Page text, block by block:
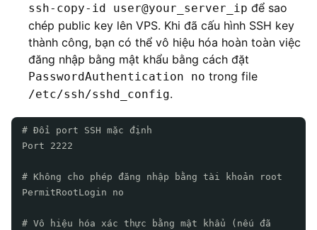
ssh-copy-id user@your_server_ip để sao
chép public key lên VPS. Khi đã cấu hình SSH key
thành công, bạn có thể vô hiệu hóa hoàn toàn việc
đăng nhập bằng mật khẩu bằng cách đặt
PasswordAuthentication no trong file
/etc/ssh/sshd_config.
# Đổi port SSH mặc định
Port 2222
# Không cho phép đăng nhập bằng tài khoản root
PermitRootLogin no
# Vô hiệu hóa xác thực bằng mật khẩu (nếu đã